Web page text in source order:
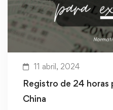
11 abril, 2024
Registro de 24 horas
China